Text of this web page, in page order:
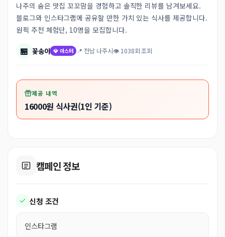
나주의 숨은 맛집 꼬꼬맘을 경험하고 솔직한 리뷰를 남겨보세요.
블로그와 인스타그램에 공유할 만한 가치 있는 식사를 제공합니다.
원픽 추천 체험단, 10명을 모집합니다.
🏪 꽃송이 💎 마스터 📍 전남 나주시👁 1038회 조회
제공 내역
16000원 식사권(1인 기준)
캠페인 정보
신청 조건
인스타그램